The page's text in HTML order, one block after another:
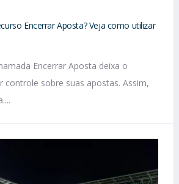
Encerrar Aposta? Veja como utilizar
Encerrar Aposta deixa o
controle sobre suas apostas. Assim,